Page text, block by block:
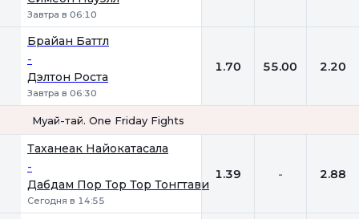
Завтра в 06:10
Брайан Баттл
-
Дэлтон Роста
Завтра в 06:30
1.70 55.00 2.20
Муай-тай. One Friday Fights
Таханеак Найокатасала
-
Дабдам Пор Тор Тор Тонгтави
Сегодня в 14:55
1.39 - 2.88